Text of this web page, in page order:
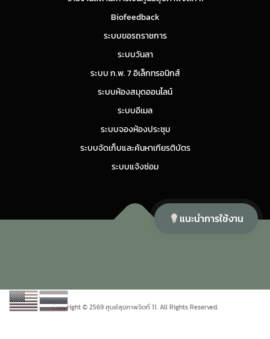
Biofeedback
ระบบขอรถราชการ
ระบบวันลา
ระบบ ก.พ. 7 อิเล็กทรอนิกส์
ระบบห้องสมุดออนไลน์
ระบบอีเมล
ระบบจองห้องประชุม
ระบบจัดเก็บและค้นหาเกียรติบัตร
ระบบแจ้งซ่อม
Copyright © 2569 ศูนย์สุขภาพจิตที่ 11. All Rights Reserved.
แนะนำการใช้งาน